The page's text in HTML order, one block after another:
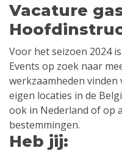
Vacature
Voor het seizoen 2024
Events op zoek naar
werkzaamheden
eigen locaties in de
ook in Nederland of op
bestemmingen.
Heb jij: